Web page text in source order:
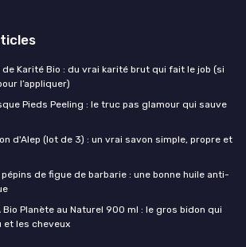
de Karité Bio : du vrai karité brut qui fait le job (si
l’appliquer)
Pieds Peeling : le truc pas glamour qui sauve
d'Alep (lot de 3) : un vrai savon simple, propre et
de figue de barbarie : une bonne huile anti-
Bio Planète au Naturel 900 ml : le gros bidon qui
et les cheveux